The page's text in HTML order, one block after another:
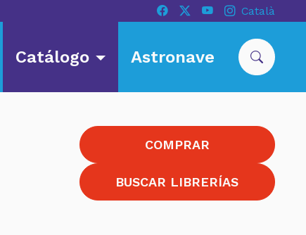
Català
Catálogo Astronave
COMPRAR
BUSCAR LIBRERÍAS